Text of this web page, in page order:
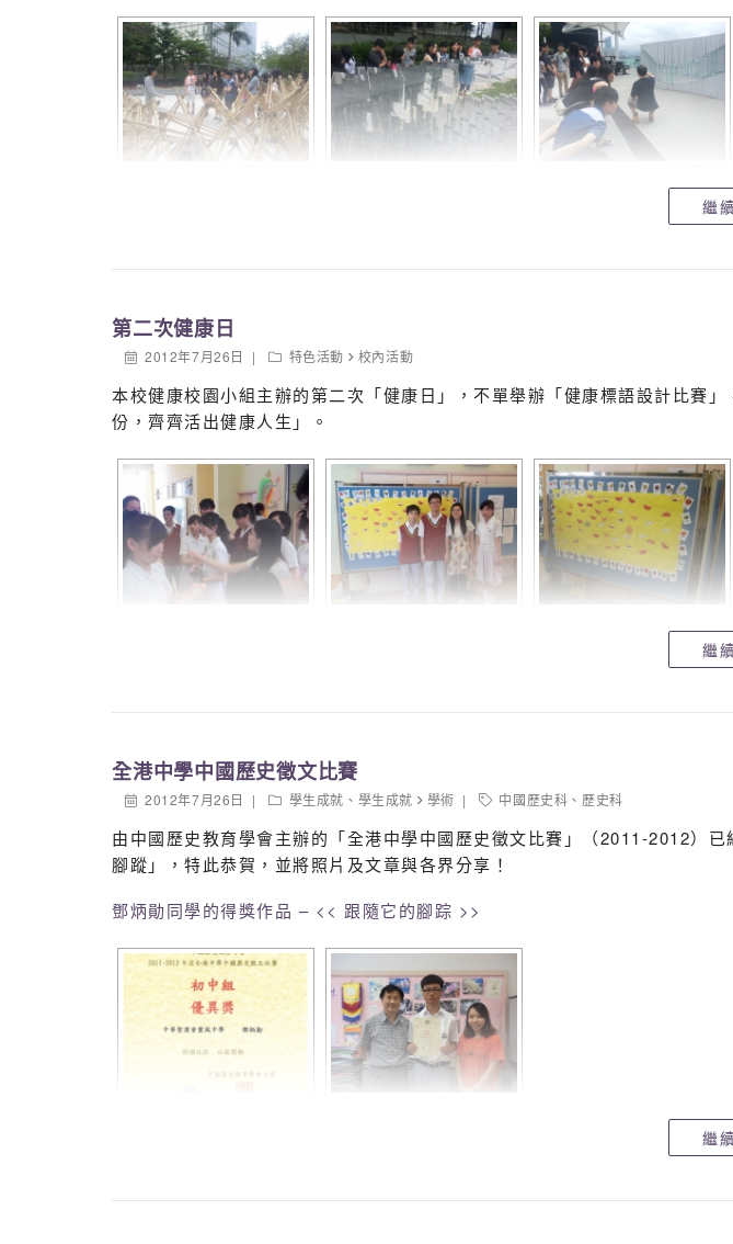
繼
第二次健康日
2012年7月26日 特色活動 校內活動
本校健康校園小組主辦的第二次「健康日」，不單舉辦「健康標語設計比賽
份，齊齊活出健康人生」。
繼
全港中學中國歷史徵文比賽
2012年7月26日 學生成就 、 學生成就 學術 中國歷史科 、 歷史科
由中國歷史教育學會主辦的「全港中學中國歷史徵文比賽」（2011-2012）
腳蹤」，特此恭賀，並將照片及文章與各界分享！
鄧炳勛同學的得獎作品 – << 跟隨它的腳踪 >>
繼